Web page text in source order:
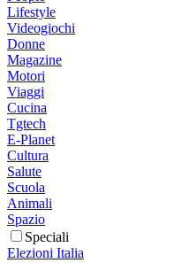
Lifestyle
Videogiochi
Donne
Magazine
Motori
Viaggi
Cucina
Tgtech
E-Planet
Cultura
Salute
Scuola
Animali
Spazio
Speciali
Elezioni Italia